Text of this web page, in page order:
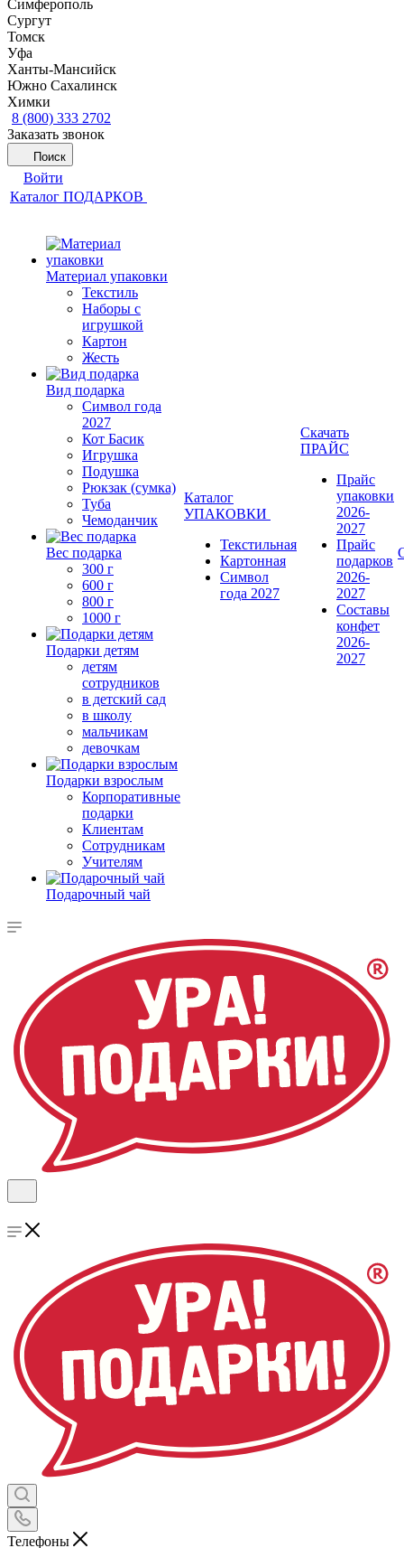
Симферополь
Сургут
Томск
Уфа
Ханты-Мансийск
Южно Сахалинск
Химки
8 (800) 333 2702
Заказать звонок
Поиск
Войти
Каталог ПОДАРКОВ
Материал упаковки
Текстиль
Наборы с
игрушкой
Картон
Жесть
Вид подарка
Символ года
2027
Кот Басик
Игрушка
Подушка
Рюкзак (сумка)
Туба
Чемоданчик
Вес подарка
300 г
600 г
800 г
1000 г
Подарки детям
детям
сотрудников
в детский сад
в школу
мальчикам
девочкам
Подарки взрослым
Корпоративные
подарки
Клиентам
Сотрудникам
Учителям
Подарочный чай
Каталог
УПАКОВКИ
Текстильная
Картонная
Символ
года 2027
Скачать
ПРАЙС
Прайс
упаковки
2026-
2027
Прайс
подарков
2026-
2027
Составы
конфет
2026-
2027
Телефоны